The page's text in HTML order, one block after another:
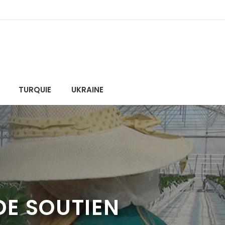
TURQUIE UKRAINE
SOUTIEN